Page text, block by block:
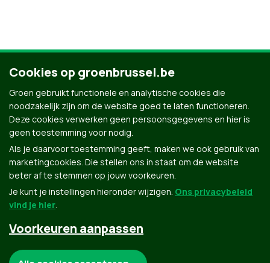
Ontdek al onze mensen
Groen.be
Cookies op groenbrussel.be
Groen gebruikt functionele en analytische cookies die
noodzakelijk zijn om de website goed te laten functioneren.
Deze cookies verwerken geen persoonsgegevens en hier is
geen toestemming voor nodig.
Als je daarvoor toestemming geeft, maken we ook gebruik van
marketingcookies. Die stellen ons in staat om de website
beter af te stemmen op jouw voorkeuren.
Je kunt je instellingen hieronder wijzigen. Ons privacybeleid
vind je hier.
Voorkeuren aanpassen